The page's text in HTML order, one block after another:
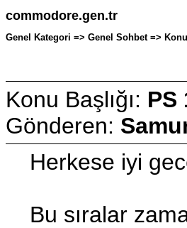
commodore.gen.tr
Genel Kategori => Genel Sohbet =>
Konu Başlığı: PS
Gönderen:
Herkese iyi
Bu sıralar